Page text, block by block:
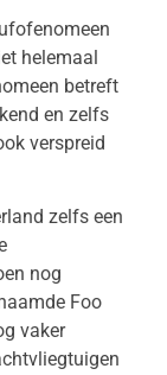
helemaal
betreft
en zelfs
verspreid
zelfs een
nog
Foo
vaker